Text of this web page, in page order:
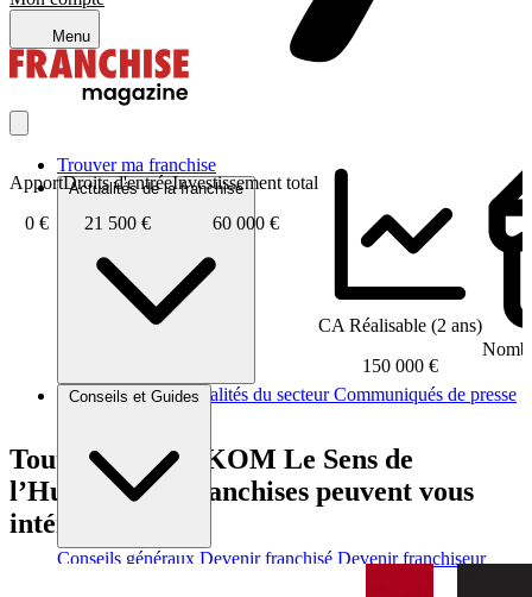
Menu
Trouver ma franchise
Actualités de la franchise
Brèves et actus Actualités du secteur Communiqués de presse
Conseils et Guides
Conseils généraux Devenir franchisé Devenir franchiseur
Apport
0 €
Droits d'entrée
21 500 €
Investissement total
60 000 €
CA Réalisable (2 ans)
150 000 €
Tout comme VAKOM Le Sens de
l’Humain, ces franchises peuvent vous
intéresser